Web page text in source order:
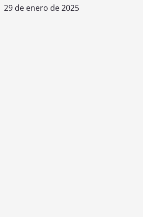
29 de enero de 2025